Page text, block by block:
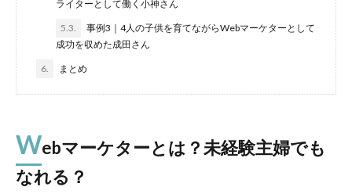
ライターとして働く小神さん
5.3.
事例3｜4人の子供を育てながらWebマーケターとして
成功を収めた成田さん
6. まとめ
Webマーケターとは？未経験主婦でも
なれる？